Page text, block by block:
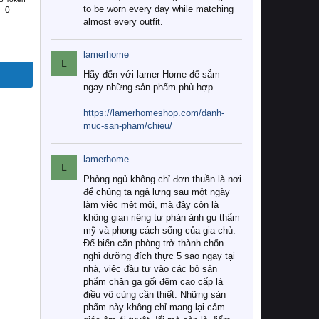
0
to be worn every day while matching
almost every outfit.
L
lamerhome
Hãy đến với lamer Home để sắm
ngay những sản phẩm phù hợp
https://lamerhomeshop.com/danh-
muc-san-pham/chieu/
L
lamerhome
Phòng ngủ không chỉ đơn thuần là nơi
để chúng ta ngả lưng sau một ngày
làm việc mệt mỏi, mà đây còn là
không gian riêng tư phản ánh gu thẩm
mỹ và phong cách sống của gia chủ.
Để biến căn phòng trở thành chốn
nghỉ dưỡng đích thực 5 sao ngay tại
nhà, việc đầu tư vào các bộ sản
phẩm chăn ga gối đệm cao cấp là
điều vô cùng cần thiết. Những sản
phẩm này không chỉ mang lại cảm